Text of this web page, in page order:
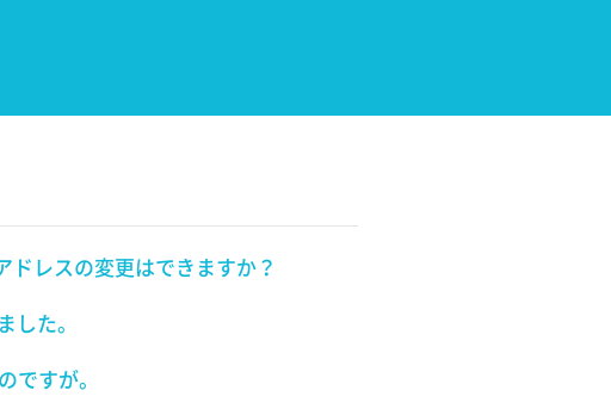
ドレスの変更はできますか？
た。
ですが。